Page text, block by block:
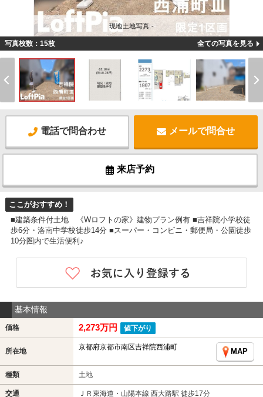
現地土地写真 -
写真枚数：15枚 全ての写真を見る
電話で問合わせ メールで問合せ
来店予約
ここがおすすめ！
■建築条件付土地 《Wロフトの家》建物プラン例有 ■吉祥院小学校徒
歩6分・洛南中学校徒歩14分 ■スーパー・コンビニ・郵便局・公園徒歩
10分圏内で生活便利♪
基本情報
価格 2,273万円 値下がり
所在地 京都府京都市南区吉祥院西浦町
MAP
種類 土地
交通 ＪＲ東海道・山陽本線 西大路駅 徒歩17分